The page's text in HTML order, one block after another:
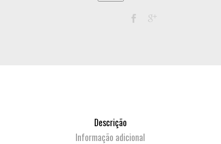
Descrição
Informação adicional